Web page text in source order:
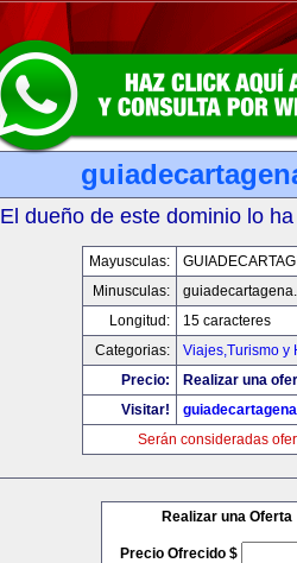
El dueño de este dominio lo
Mayusculas:
Minusculas:
Longitud:
15 caracteres
Categorias:
Viajes,Turismo y
Precio:
Realizar una
Visitar!
Serán consideradas
Realizar una Oferta
Precio Ofrecido $